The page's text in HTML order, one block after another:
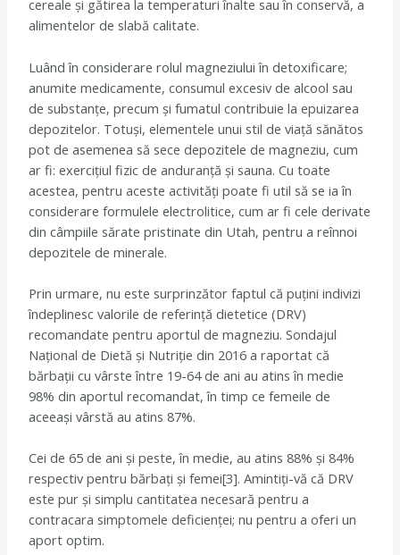
cereale și gătirea la temperaturi înalte sau în conservă, a
alimentelor de slabă calitate.
Luând în considerare rolul magneziului în detoxificare;
anumite medicamente, consumul excesiv de alcool sau
de substanțe, precum și fumatul contribuie la epuizarea
depozitelor. Totuși, elementele unui stil de viață sănătos
pot de asemenea să sece depozitele de magneziu, cum
ar fi: exercițiul fizic de anduranță și sauna. Cu toate
acestea, pentru aceste activități poate fi util să se ia în
considerare formulele electrolitice, cum ar fi cele derivate
din câmpiile sărate pristinate din Utah, pentru a reînnoi
depozitele de minerale.
Prin urmare, nu este surprinzător faptul că puțini indivizi
îndeplinesc valorile de referință dietetice (DRV)
recomandate pentru aportul de magneziu. Sondajul
Național de Dietă și Nutriție din 2016 a raportat că
bărbații cu vârste între 19-64 de ani au atins în medie
98% din aportul recomandat, în timp ce femeile de
aceeași vârstă au atins 87%.
Cei de 65 de ani și peste, în medie, au atins 88% și 84%
respectiv pentru bărbați și femei[3]. Amintiți-vă că DRV
este pur și simplu cantitatea necesară pentru a
contracara simptomele deficienței; nu pentru a oferi un
aport optim.